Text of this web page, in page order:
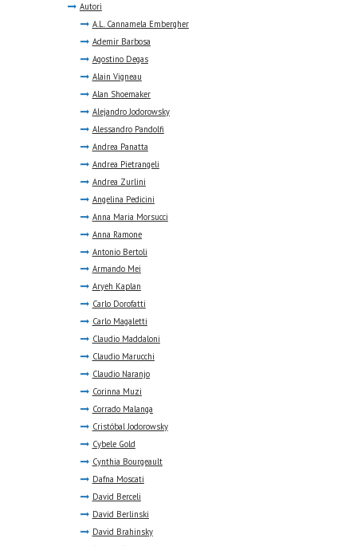
Autori
A.L. Cannamela Embergher
Ademir Barbosa
Agostino Degas
Alain Vigneau
Alan Shoemaker
Alejandro Jodorowsky
Alessandro Pandolfi
Andrea Panatta
Andrea Pietrangeli
Andrea Zurlini
Angelina Pedicini
Anna Maria Morsucci
Anna Ramone
Antonio Bertoli
Armando Mei
Aryeh Kaplan
Carlo Dorofatti
Carlo Magaletti
Claudio Maddaloni
Claudio Marucchi
Claudio Naranjo
Corinna Muzi
Corrado Malanga
Cristóbal Jodorowsky
Cybele Gold
Cynthia Bourgeault
Dafna Moscati
David Berceli
David Berlinski
David Brahinsky